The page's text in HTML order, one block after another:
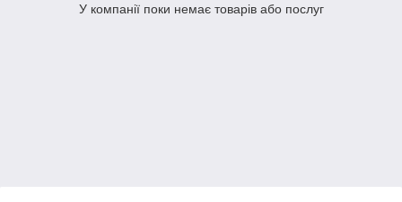
У компанії поки немає товарів або послуг